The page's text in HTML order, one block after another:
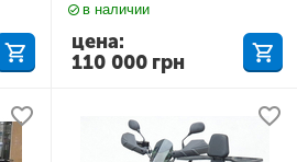
в наличии
110 000 грн
цена: